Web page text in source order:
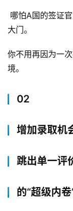
哪怕A国的签证
大门。
你不用再因为一
境。
02
增加录取机
跳出单一评
的“超级内卷